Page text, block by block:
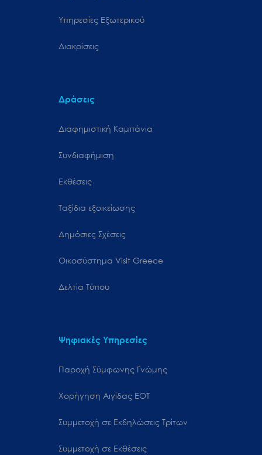
Υπηρεσίες Εξωτερικού
Διακρίσεις
Δράσεις
Διαφημιστική Καμπάνια
Συνδιαφήμιση
Εκθέσεις
Ταξίδια εξοικείωσης
Δημόσιες Σχέσεις
Oικοσύστημα Visit Greece
Δελτία Τύπου
Ψηφιακές Υπηρεσίες
Παροχή Σύμφωνης Γνώμης
Χορήγηση Αιγίδας ΕΟΤ
Συμμετοχή σε Εκδηλώσεις Τρίτων
Συμμετοχή σε Εκθέσεις